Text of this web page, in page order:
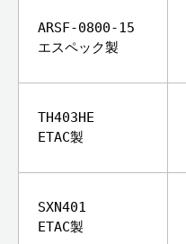
ARSF-0800-15
エスペック製
TH403HE
ETAC製
SXN401
ETAC製